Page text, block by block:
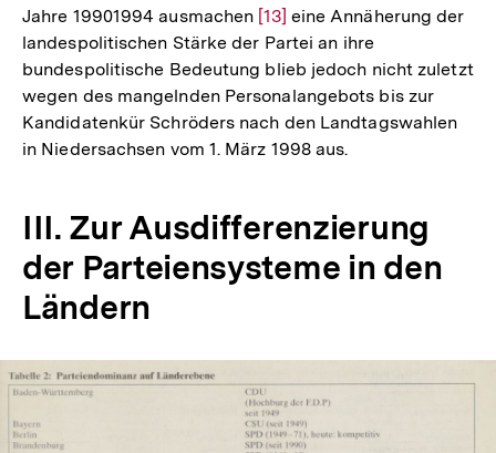
Jahre 19901994 ausmachen Zur
Auflösung
der
Fußnote
[13] eine Annäherung der
landespolitischen Stärke der Partei an ihre
bundespolitische Bedeutung blieb jedoch nicht zuletzt
wegen des mangelnden Personalangebots bis zur
Kandidatenkür Schröders nach den Landtagswahlen
in Niedersachsen vom 1. März 1998 aus.
III. Zur Ausdifferenzierung
der Parteiensysteme in den
Ländern